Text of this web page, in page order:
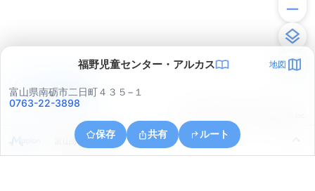
福野児童センター・アルカス 地図
富山県南砺市二日町４３５−１
0763-22-3898
保存 共有 ルート
富山県南砺市八塚
アプリで見る